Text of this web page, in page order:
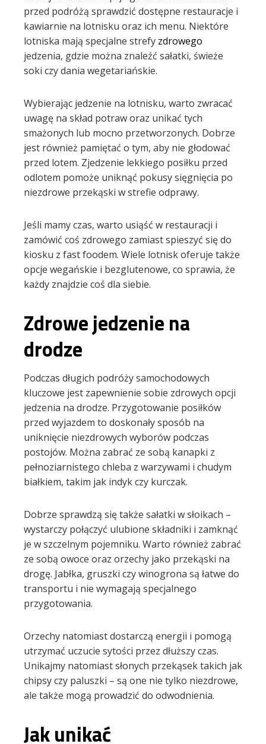
przed podróżą sprawdzić dostępne restauracje i
kawiarnie na lotnisku oraz ich menu. Niektóre
lotniska mają specjalne strefy zdrowego
jedzenia, gdzie można znaleźć sałatki, świeże
soki czy dania wegetariańskie.
Wybierając jedzenie na lotnisku, warto zwracać
uwagę na skład potraw oraz unikać tych
smażonych lub mocno przetworzonych. Dobrze
jest również pamiętać o tym, aby nie głodować
przed lotem. Zjedzenie lekkiego posiłku przed
odlotem pomoże uniknąć pokusy sięgnięcia po
niezdrowe przekąski w strefie odprawy.
Jeśli mamy czas, warto usiąść w restauracji i
zamówić coś zdrowego zamiast spieszyć się do
kiosku z fast foodem. Wiele lotnisk oferuje także
opcje wegańskie i bezglutenowe, co sprawia, że
każdy znajdzie coś dla siebie.
Zdrowe jedzenie na
drodze
Podczas długich podróży samochodowych
kluczowe jest zapewnienie sobie zdrowych opcji
jedzenia na drodze. Przygotowanie posiłków
przed wyjazdem to doskonały sposób na
uniknięcie niezdrowych wyborów podczas
postojów. Można zabrać ze sobą kanapki z
pełnoziarnistego chleba z warzywami i chudym
białkiem, takim jak indyk czy kurczak.
Dobrze sprawdzą się także sałatki w słoikach –
wystarczy połączyć ulubione składniki i zamknąć
je w szczelnym pojemniku. Warto również zabrać
ze sobą owoce oraz orzechy jako przekąski na
drogę. Jabłka, gruszki czy winogrona są łatwe do
transportu i nie wymagają specjalnego
przygotowania.
Orzechy natomiast dostarczą energii i pomogą
utrzymać uczucie sytości przez dłuższy czas.
Unikajmy natomiast słonych przekąsek takich jak
chipsy czy paluszki – są one nie tylko niezdrowe,
ale także mogą prowadzić do odwodnienia.
Jak unikać